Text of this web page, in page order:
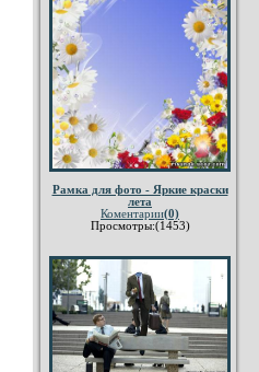
Рамка для фото - Яркие краски
лета
Коментарии(0)
Просмотры:(1453)